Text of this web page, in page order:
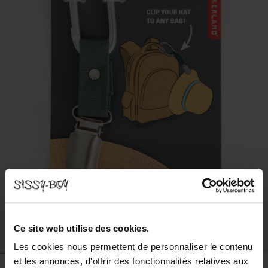
Ce site web utilise des cookies.
Les cookies nous permettent de personnaliser le contenu
et les annonces, d'offrir des fonctionnalités relatives aux